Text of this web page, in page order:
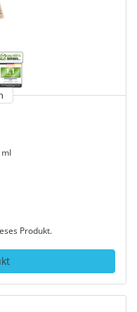
Produkt.